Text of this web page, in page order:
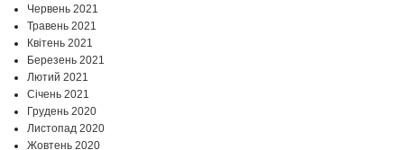
Червень 2021
Травень 2021
Квітень 2021
Березень 2021
Лютий 2021
Січень 2021
Грудень 2020
Листопад 2020
Жовтень 2020